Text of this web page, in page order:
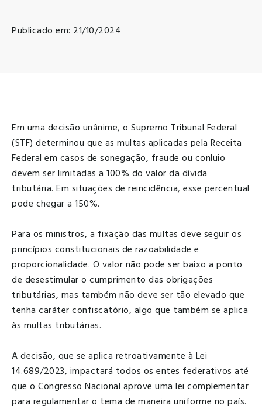
Publicado em: 21/10/2024
Em uma decisão unânime, o Supremo Tribunal Federal
(STF) determinou que as multas aplicadas pela Receita
Federal em casos de sonegação, fraude ou conluio
devem ser limitadas a 100% do valor da dívida
tributária. Em situações de reincidência, esse percentual
pode chegar a 150%.
Para os ministros, a fixação das multas deve seguir os
princípios constitucionais de razoabilidade e
proporcionalidade. O valor não pode ser baixo a ponto
de desestimular o cumprimento das obrigações
tributárias, mas também não deve ser tão elevado que
tenha caráter confiscatório, algo que também se aplica
às multas tributárias.
A decisão, que se aplica retroativamente à Lei
14.689/2023, impactará todos os entes federativos até
que o Congresso Nacional aprove uma lei complementar
para regulamentar o tema de maneira uniforme no país.